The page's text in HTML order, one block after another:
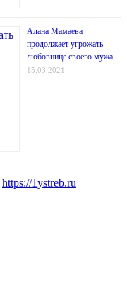
Алана Мамаева
продолжает угрожать
любовнице своего мужа
15.03.2021
https://1ystreb.ru